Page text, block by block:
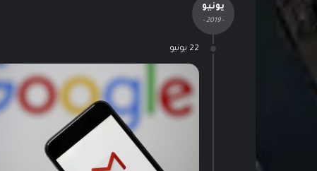
يونيو
- 2019 -
22 يونيو